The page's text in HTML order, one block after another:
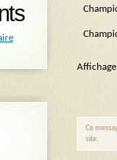
Ce
site.